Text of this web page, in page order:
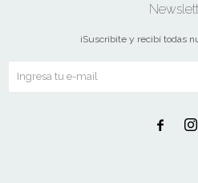
¡Suscribite y recibí todas
 